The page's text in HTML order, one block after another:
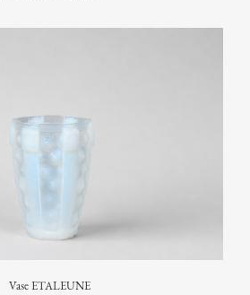
Vase ETALEUNE